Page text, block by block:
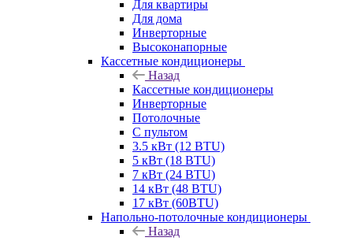
Для квартиры
Для дома
Инверторные
Высоконапорные
Кассетные кондиционеры
Назад
Кассетные кондиционеры
Инверторные
Потолочные
С пультом
3.5 кВт (12 BTU)
5 кВт (18 BTU)
7 кВт (24 BTU)
14 кВт (48 BTU)
17 кВт (60BTU)
Напольно-потолочные кондиционеры
Назад